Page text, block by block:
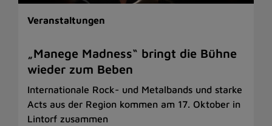
Veranstaltungen
„Manege Madness“ bringt die Bühne
wieder zum Beben
Internationale Rock- und Metalbands und starke
Acts aus der Region kommen am 17. Oktober in
Lintorf zusammen